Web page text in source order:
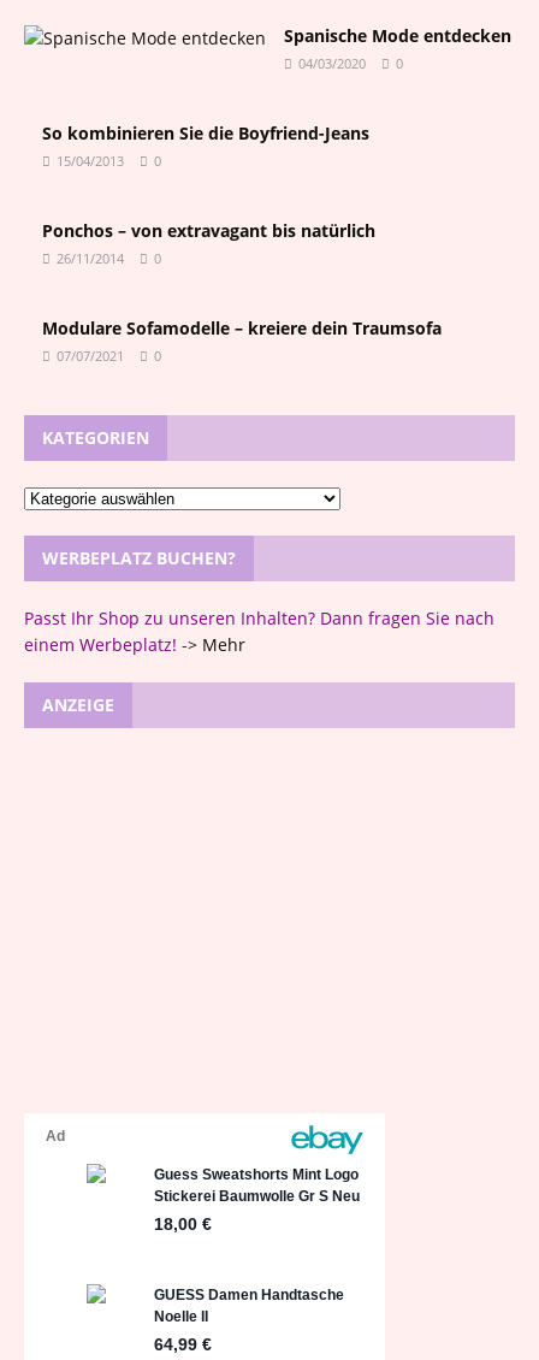
Spanische Mode entdecken
04/03/2020 0
So kombinieren Sie die Boyfriend-Jeans
15/04/2013 0
Ponchos – von extravagant bis natürlich
26/11/2014 0
Modulare Sofamodelle – kreiere dein Traumsofa
07/07/2021 0
KATEGORIEN
WERBEPLATZ BUCHEN?
Passt Ihr Shop zu unseren Inhalten? Dann fragen Sie nach
einem Werbeplatz! -> Mehr
ANZEIGE